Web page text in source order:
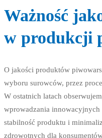
Ważność
w produkcji
O jakości produktów
wyboru surowców, przez
W ostatnich latach
wprowadzania
stabilność produktu i
zdrowotnych dla